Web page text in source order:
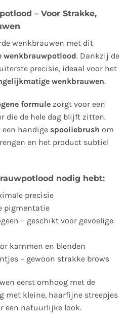
– Voor Strakke,
wenkbrauwen met dit
. Dankzij de
precisie, ideaal voor het
wenkbrauwen.
formule zorgt voor een
die de hele dag blijft zitten.
een handige spooliebrush om
en het product subtiel
nodig hebt:
precisie
pigmentatie
– geschikt voor gevoelige
kammen en blenden
– gewoon strakke brows
eerst omhoog met de
met kleine, haarfijne streepjes
een natuurlijke look.